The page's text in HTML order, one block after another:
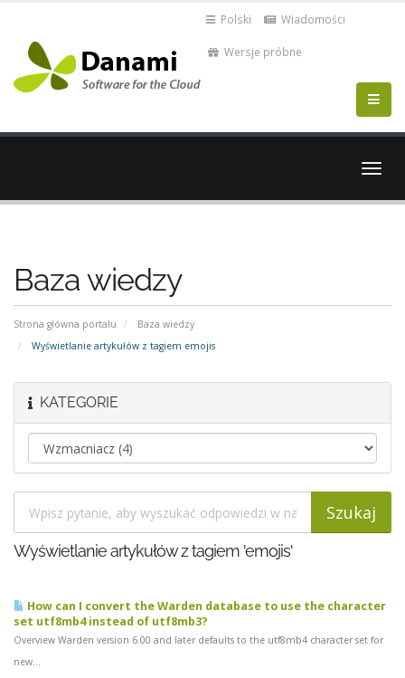
Polski Wiadomości
Wersje próbne
Baza wiedzy
Strona główna portalu
Baza wiedzy
Wyświetlanie artykułów z tagiem emojis
KATEGORIE
Wyświetlanie artykułów z tagiem 'emojis'
How can I convert the Warden database to use the character
set utf8mb4 instead of utf8mb3?
Overview Warden version 6.00 and later defaults to the utf8mb4 character set for
new...